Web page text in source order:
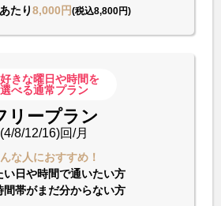
たり8,000円(税込8,800円)
きな曜日や時間を
選べる通常プラン
リープラン
(4/8/12/16)回/月
な人におすすめ！
い日や時間で通いたい方
間帯がまだ分からない方